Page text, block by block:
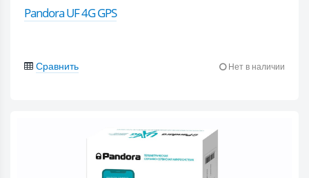
Pandora UF 4G GPS
Сравнить Нет в наличии